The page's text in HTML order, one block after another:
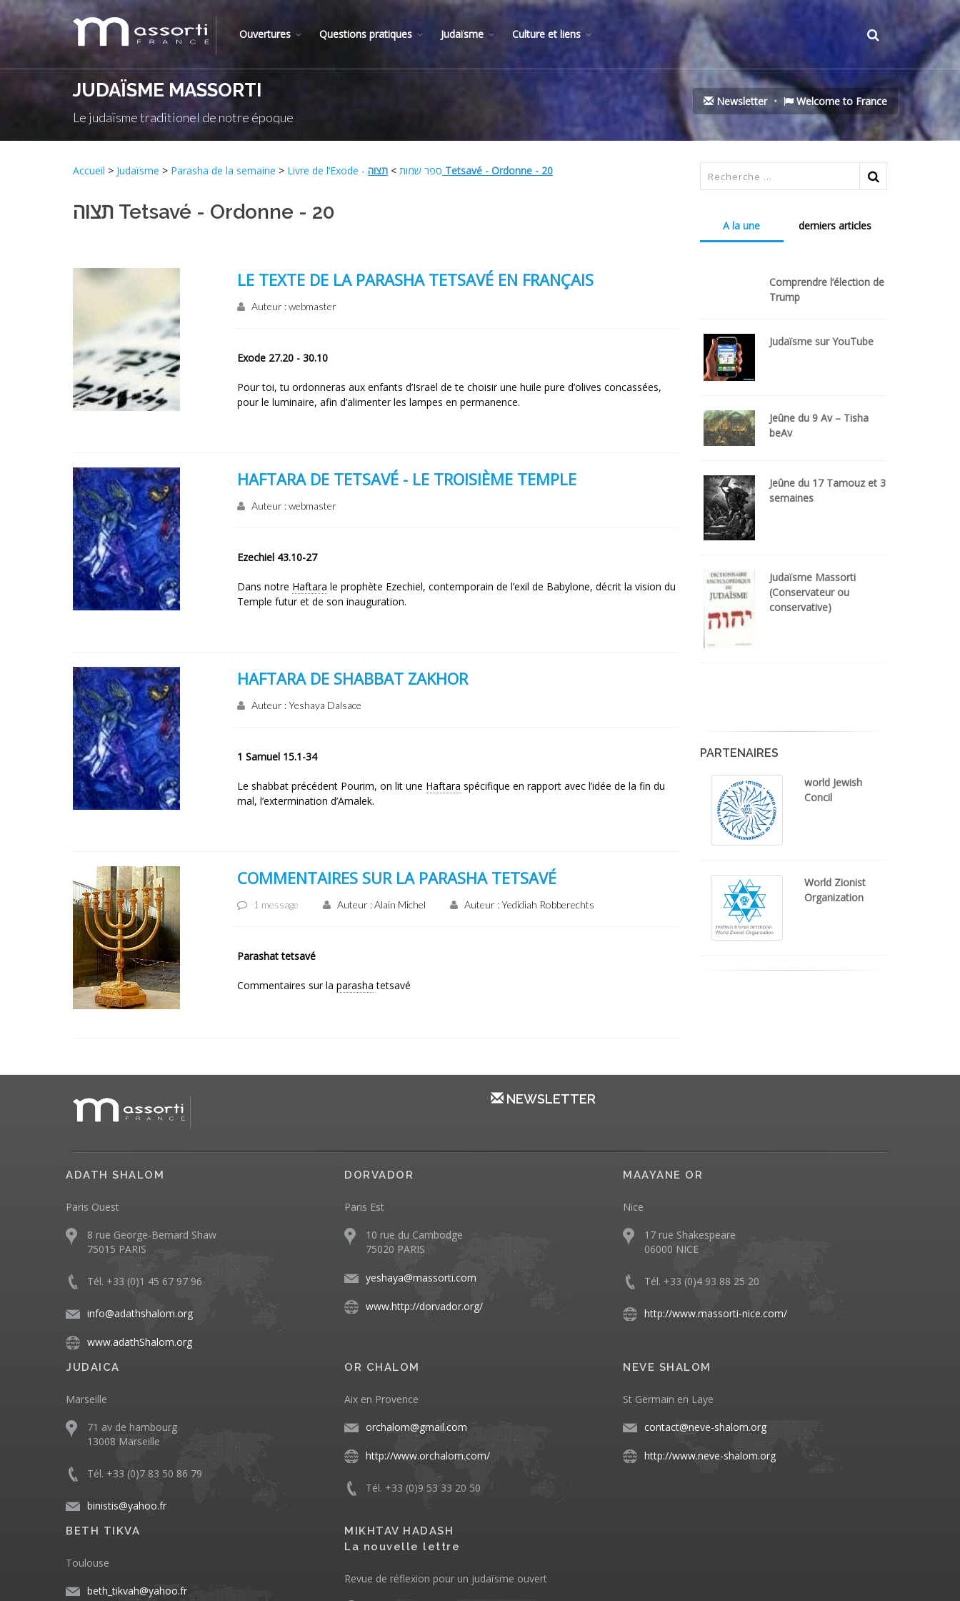
Ouvertures Questions pratiques Judaïsme Culture et liens
JUDAÏSME MASSORTI
Le judaïsme traditionel de notre époque
Newsletter Welcome to France
Accueil > Judaïsme > Parasha de la semaine > Livre de l’Exode - ספר שמות > תצוה Tetsavé - Ordonne - 20
תצוה Tetsavé - Ordonne - 20
LE TEXTE DE LA PARASHA TETSAVÉ EN FRANÇAIS
Auteur : webmaster
Exode 27.20 - 30.10
Pour toi, tu ordonneras aux enfants d’Israël de te choisir une huile pure d’olives concassées,
pour le luminaire, afin d’alimenter les lampes en permanence.
HAFTARA DE TETSAVÉ - LE TROISIÈME TEMPLE
Auteur : webmaster
Ezechiel 43.10-27
Dans notre Haftara le prophète Ezechiel, contemporain de l’exil de Babylone, décrit la vision du
Temple futur et de son inauguration.
HAFTARA DE SHABBAT ZAKHOR
Auteur : Yeshaya Dalsace
1 Samuel 15.1-34
Le shabbat précédent Pourim, on lit une Haftara spécifique en rapport avec l’idée de la fin du
mal, l’extermination d’Amalek.
COMMENTAIRES SUR LA PARASHA TETSAVÉ
1 message Auteur : Alain Michel Auteur : Yedidiah Robberechts
Parashat tetsavé
Commentaires sur la parasha tetsavé
A la une derniers articles
Comprendre l’élection de
Trump
Judaïsme sur YouTube
Jeûne du 9 Av – Tisha
beAv
Jeûne du 17 Tamouz et 3
semaines
Judaïsme Massorti
(Conservateur ou
conservative)
PARTENAIRES
world Jewish
Concil
World Zionist
Organization
NEWSLETTER
ADATH SHALOM
Paris Ouest
8 rue George-Bernard Shaw
75015 PARIS
Tél. +33 (0)1 45 67 97 96
info@adathshalom.org
www.adathShalom.org
DORVADOR
Paris Est
10 rue du Cambodge
75020 PARIS
yeshaya@massorti.com
www.http://dorvador.org/
MAAYANE OR
Nice
17 rue Shakespeare
06000 NICE
Tél. +33 (0)4 93 88 25 20
http://www.massorti-nice.com/
JUDAICA
Marseille
71 av de hambourg
13008 Marseille
Tél. +33 (0)7 83 50 86 79
binistis@yahoo.fr
OR CHALOM
Aix en Provence
orchalom@gmail.com
http://www.orchalom.com/
Tél. +33 (0)9 53 33 20 50
NEVE SHALOM
St Germain en Laye
contact@neve-shalom.org
http://www.neve-shalom.org
BETH TIKVA
Toulouse
beth_tikvah@yahoo.fr
MIKHTAV HADASH
La nouvelle lettre
Revue de réflexion pour un judaïsme ouvert